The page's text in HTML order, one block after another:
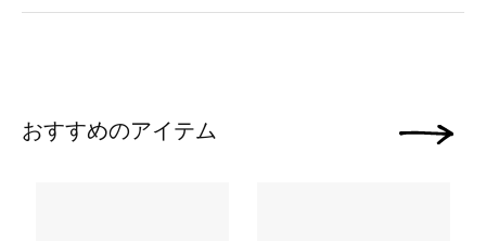
おすすめのアイテム 次の画像